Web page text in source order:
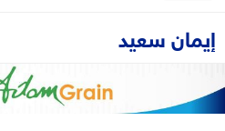
إيمان سعيد